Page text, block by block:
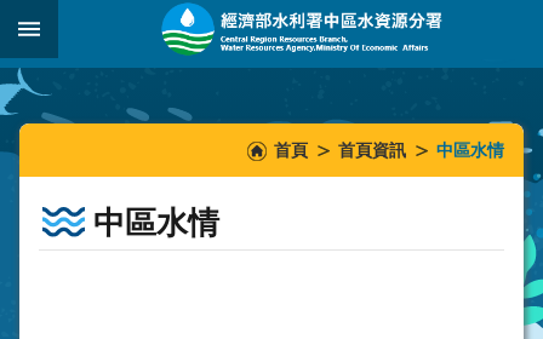
跳到主要內容區塊
:::
::::::
首頁 首頁資訊 中區水情
中區水情